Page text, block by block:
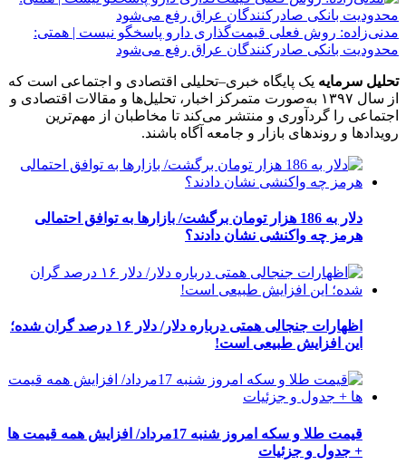
مدنی‌زاده: روش فعلی قیمت‌گذاری دارو پاسخگو نیست | همتی:
محدودیت بانکی صادرکنندگان عراق رفع می‌شود
تحلیل سرمایه یک پایگاه خبری–تحلیلی اقتصادی و اجتماعی است که
از سال ۱۳۹۷ به‌صورت متمرکز اخبار، تحلیل‌ها و مقالات اقتصادی و
اجتماعی را گردآوری و منتشر می‌کند تا مخاطبان از مهم‌ترین
رویدادها و روندهای بازار و جامعه آگاه باشند.
دلار به 186 هزار تومان برگشت/ بازارها به توافق احتمالی
هرمز چه واکنشی نشان دادند؟
اظهارات جنجالی همتی درباره دلار/ دلار ۱۶ درصد گران شده؛
این افزایش طبیعی است!
قیمت طلا و سکه امروز شنبه 17مرداد/ افزایش همه قیمت ها
+ جدول و جزئیات